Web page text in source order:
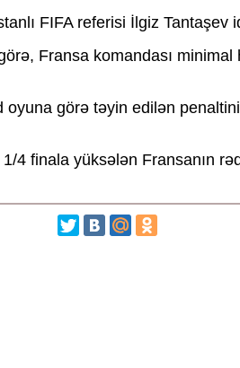
FIFA referisi İlgiz Tantaşev
Fransa komandası minimal
oyuna görə təyin edilən
4 finala yüksələn Fransanın